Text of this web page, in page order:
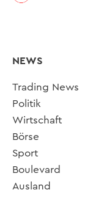
NEWS
Trading News
Politik
Wirtschaft
Börse
Sport
Boulevard
Ausland